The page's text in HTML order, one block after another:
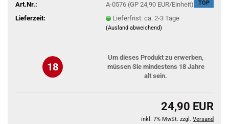
TOP
Art.Nr.:
A-0576 (GP 24,90 EUR/Einheit)
Lieferzeit:
Lieferfrist: ca. 2-3 Tage
(Ausland abweichend)
18
Um dieses Produkt zu erwerben,
müssen Sie mindestens 18 Jahre
alt sein.
24,90 EUR
inkl. 7% MwSt. zzgl. Versand